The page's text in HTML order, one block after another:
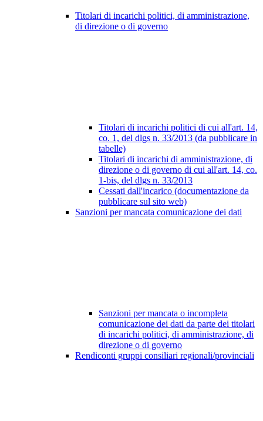
Titolari di incarichi politici, di amministrazione,
di direzione o di governo
Titolari di incarichi politici di cui all'art. 14,
co. 1, del dlgs n. 33/2013 (da pubblicare in
tabelle)
Titolari di incarichi di amministrazione, di
direzione o di governo di cui all'art. 14, co.
1-bis, del dlgs n. 33/2013
Cessati dall'incarico (documentazione da
pubblicare sul sito web)
Sanzioni per mancata comunicazione dei dati
Sanzioni per mancata o incompleta
comunicazione dei dati da parte dei titolari
di incarichi politici, di amministrazione, di
direzione o di governo
Rendiconti gruppi consiliari regionali/provinciali